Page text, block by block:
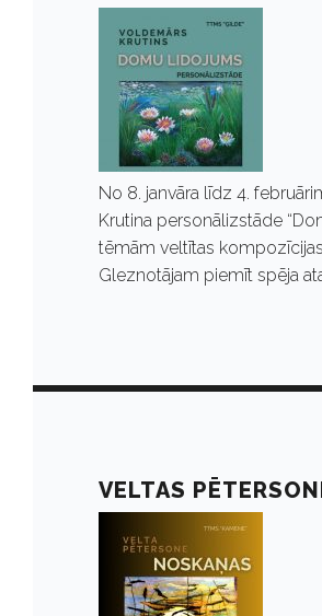
0
No 8. janvāra līdz 4.
Krutina personālizstāde
tēmām veltītas
Gleznotājam piemīt spēja
VELTAS